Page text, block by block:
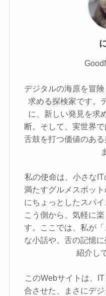
デジタルの海原を冒
求める探検家です。
に、新しい発見を求
断。そして、実世界で
舌鼓を打つ価値のあ
私の使命は、小さな
満たすグルメスポッ
にちょっとしたスパ
こう側から、気軽に
す。ここでは、私が
な小話や、舌の記憶
紹介し
このWebサイトは、
合させた、まさにデ